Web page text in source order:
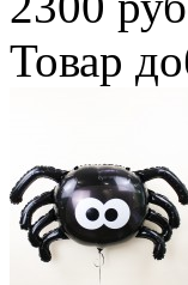
Товар